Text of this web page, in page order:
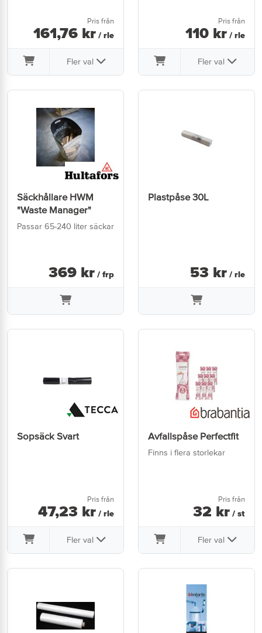
Pris från
161,76 kr / rle
Fler val
Pris från
110 kr / rle
Fler val
Säckhållare HWM
"Waste Manager"
Passar 65-240 liter säckar
369 kr / frp
Plastpåse 30L
53 kr / rle
Sopsäck Svart
Pris från
47,23 kr / rle
Fler val
Avfallspåse Perfectfit
Finns i flera storlekar
Pris från
32 kr / st
Fler val